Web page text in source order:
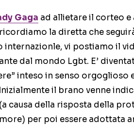
Gaga ad allietare il corteo e
la diretta che
internazionle, vi postiamo il
dal mondo Lgbt. E’
inteso in senso orgoglioso
il brano venne
causa della risposta della
per poi essere adottata